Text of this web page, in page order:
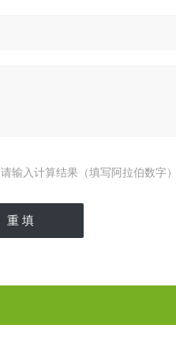
请输入计算结果（填写阿拉伯数字